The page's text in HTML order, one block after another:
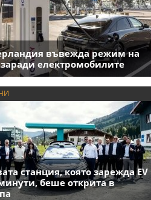
въвежда режим на
заради електромобилите
станция, която зарежда EV
беше открита в